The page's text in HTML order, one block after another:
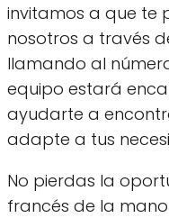
invitamos a que te
nosotros a través
llamando al
equipo estará
ayudarte a
adapte a tus
No pierdas la
francés de la